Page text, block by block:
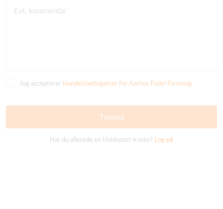
Evt. kommentar
Jeg accepterer Handelsbetingelser for Aarhus Padel Forening
Tilmeld
Har du allerede en Holdsport-konto? Log på